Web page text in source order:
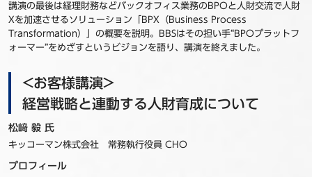
講演の最後は経理財務などバックオフィス業務のBPOと人財交流で人財
Xを加速させるソリューション「BPX（Business Process
Transformation）」の概要を説明。BBSはその担い手“BPOプラットフ
ォーマー”をめざすというビジョンを語り、講演を終えました。
<お客様講演>
経営戦略と連動する人財育成について
松﨑 毅 氏
キッコーマン株式会社 常務執行役員 CHO
プロフィール